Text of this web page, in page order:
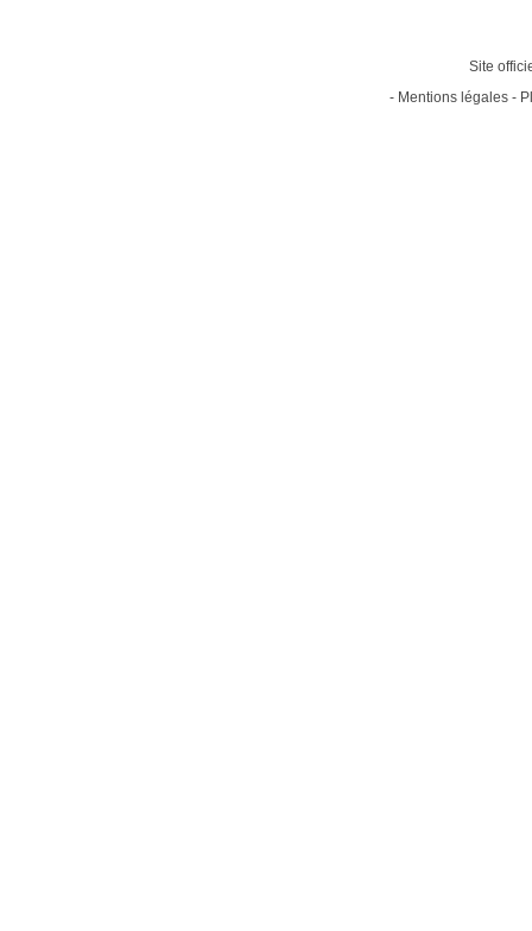
Site
- Mentions légales -